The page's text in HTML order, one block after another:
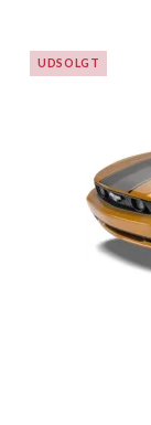
UDSOLGT